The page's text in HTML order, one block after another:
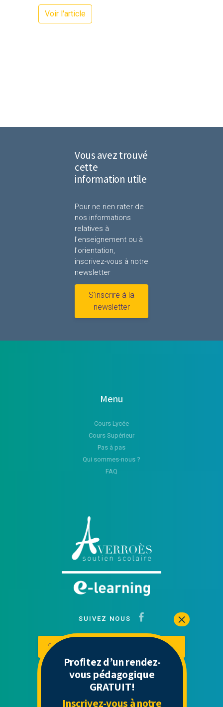
Voir l'article
Vous avez trouvé
cette
information utile
Pour ne rien rater de
nos informations
relatives à
l'enseignement ou à
l'orientation,
inscrivez-vous à notre
newsletter
S’inscrire à la
newsletter
Menu
Cours Lycée
Cours Supérieur
Pas à pas
Qui sommes-nous ?
FAQ
SUIVEZ NOUS
Contactez-nous Mon espace
Liens Utiles
Profitez d’un rendez-
vous pédagogique
GRATUIT!
Inscrivez-vous à notre